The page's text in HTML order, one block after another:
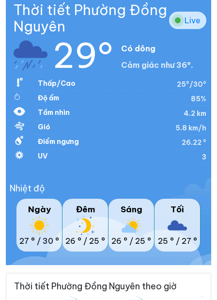
Thời tiết Phường Đồng
Nguyên
Live
29°
Có dông
Cảm giác như 36°.
Thấp/Cao
25°/30°
Độ ẩm
85%
Tầm nhìn
4.2 km
Gió
5.8 km/h
Điểm ngưng
26.22 °
UV
3
Nhiệt độ
Ngày
27 ° / 30 °
Đêm
26 ° / 25 °
Sáng
26 ° / 25 °
Tối
25 ° / 27 °
Thời tiết Phường Đồng Nguyên theo giờ